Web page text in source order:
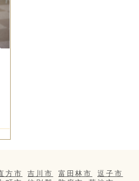
方市 吉川市 富田林市
逗子市